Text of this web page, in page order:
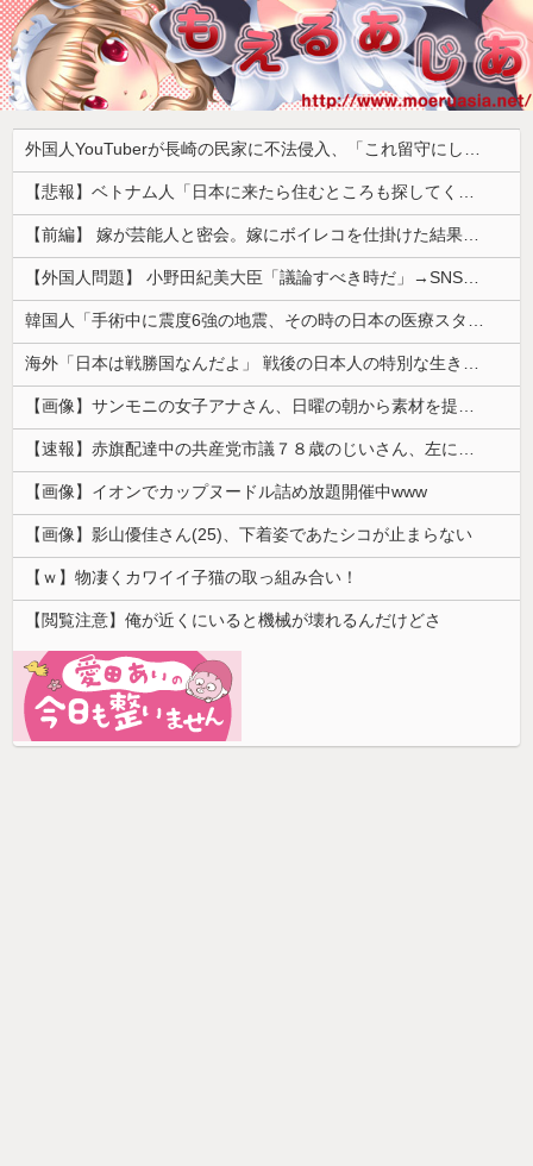
外国人YouTuberが長崎の民家に不法侵入、「これ留守にしてるだけじゃないの？」と激怒する人が続出中
【悲報】ベトナム人「日本に来たら住むところも探してくれてお金も出ると言われた！日本人は働く人を探しているから人が多いほうが助かると言われた！」ｗｗｗｗｗｗｗｗ
【前編】 嫁が芸能人と密会。嫁にボイレコを仕掛けた結果まさかの
【外国人問題】 小野田紀美大臣「議論すべき時だ」→SNS「まだ議論もしてなかったんだ...」→小野田大臣「これが進歩状況です」めちゃくちゃ仕事して...
韓国人「手術中に震度6強の地震、その時の日本の医療スタッフたちの姿をご覧ください」→「マジで鳥肌立った」「こういう姿は韓国も見習わないと」「あん...
海外「日本は戦勝国なんだよ」 戦後の日本人の特別な生き様に各国から称賛の声
【画像】サンモニの女子アナさん、日曜の朝から素材を提供してしまう
【速報】赤旗配達中の共産党市議７８歳のじいさん、左に寄りすぎたか車で民家当て逃げ
【画像】イオンでカップヌードル詰め放題開催中www
【画像】影山優佳さん(25)、下着姿であたシコが止まらない
【ｗ】物凄くカワイイ子猫の取っ組み合い！
【閲覧注意】俺が近くにいると機械が壊れるんだけどさ